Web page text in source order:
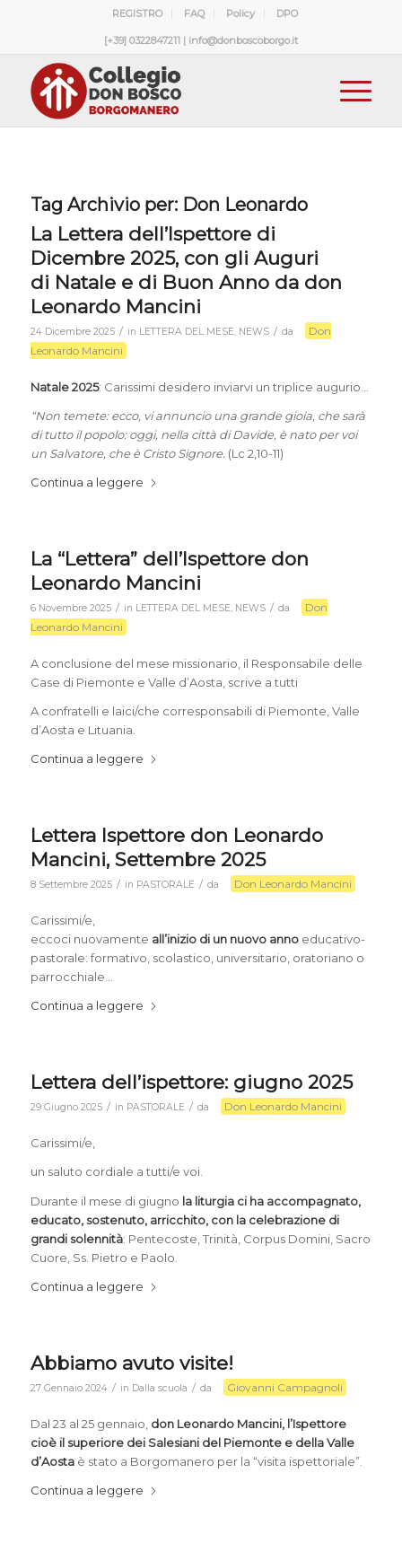
REGISTRO FAQ Policy DPO
[+39] 0322847211 | info@donboscoborgo.it
Tag Archivio per: Don Leonardo
La Lettera dell’Ispettore di
Dicembre 2025, con gli Auguri
di Natale e di Buon Anno da don
Leonardo Mancini
24 Dicembre 2025 / in LETTERA DEL MESE, NEWS / da
Don
Leonardo Mancini
Natale 2025: Carissimi desidero inviarvi un triplice augurio…
“Non temete: ecco, vi annuncio una grande gioia, che sarà
di tutto il popolo: oggi, nella città di Davide, è nato per voi
un Salvatore, che è Cristo Signore. (Lc 2,10-11)
Continua a leggere
La “Lettera” dell’Ispettore don
Leonardo Mancini
6 Novembre 2025 / in LETTERA DEL MESE, NEWS / da
Don
Leonardo Mancini
A conclusione del mese missionario, il Responsabile delle
Case di Piemonte e Valle d’Aosta, scrive a tutti
A confratelli e laici/che corresponsabili di Piemonte, Valle
d’Aosta e Lituania.
Continua a leggere
Lettera Ispettore don Leonardo
Mancini, Settembre 2025
8 Settembre 2025 / in PASTORALE / da Don Leonardo Mancini
Carissimi/e,
eccoci nuovamente all’inizio di un nuovo anno educativo-
pastorale: formativo, scolastico, universitario, oratoriano o
parrocchiale…
Continua a leggere
Lettera dell’ispettore: giugno 2025
29 Giugno 2025 / in PASTORALE / da Don Leonardo Mancini
Carissimi/e,
un saluto cordiale a tutti/e voi.
Durante il mese di giugno la liturgia ci ha accompagnato,
educato, sostenuto, arricchito, con la celebrazione di
grandi solennità: Pentecoste, Trinità, Corpus Domini, Sacro
Cuore, Ss. Pietro e Paolo.
Continua a leggere
Abbiamo avuto visite!
27 Gennaio 2024 / in Dalla scuola / da Giovanni Campagnoli
Dal 23 al 25 gennaio, don Leonardo Mancini, l’Ispettore
cioè il superiore dei Salesiani del Piemonte e della Valle
d’Aostaè stato a Borgomanero per la “visita ispettoriale”.
Continua a leggere